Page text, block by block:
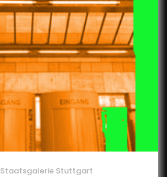
Staatsgalerie Stuttgart